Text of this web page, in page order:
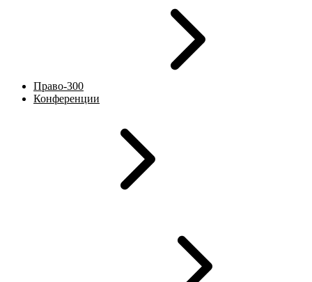
Право-300
Конференции